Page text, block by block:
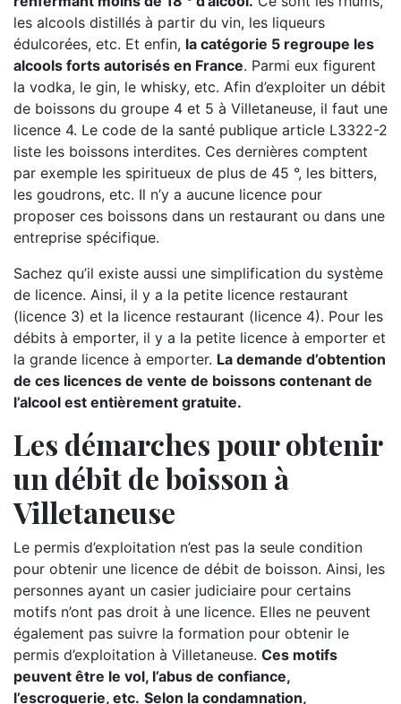
les alcools distillés à partir du vin, les liqueurs
édulcorées, etc. Et enfin, la catégorie 5 regroupe les
alcools forts autorisés en France. Parmi eux figurent
la vodka, le gin, le whisky, etc. Afin d’exploiter un débit
de boissons du groupe 4 et 5 à Villetaneuse, il faut une
licence 4. Le code de la santé publique article L3322-2
liste les boissons interdites. Ces dernières comptent
par exemple les spiritueux de plus de 45 °, les bitters,
les goudrons, etc. Il n’y a aucune licence pour
proposer ces boissons dans un restaurant ou dans une
entreprise spécifique.
Sachez qu’il existe aussi une simplification du système
de licence. Ainsi, il y a la petite licence restaurant
(licence 3) et la licence restaurant (licence 4). Pour les
débits à emporter, il y a la petite licence à emporter et
la grande licence à emporter. La demande d’obtention
de ces licences de vente de boissons contenant de
l’alcool est entièrement gratuite.
Les démarches pour obtenir
un débit de boisson à
Villetaneuse
Le permis d’exploitation n’est pas la seule condition
pour obtenir une licence de débit de boisson. Ainsi, les
personnes ayant un casier judiciaire pour certains
motifs n’ont pas droit à une licence. Elles ne peuvent
également pas suivre la formation pour obtenir le
permis d’exploitation à Villetaneuse. Ces motifs
peuvent être le vol, l’abus de confiance,
l’escroquerie, etc. Selon la condamnation,